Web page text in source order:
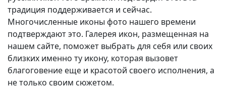
традиция поддерживается и сейчас.
Многочисленные иконы фото нашего времени
подтверждают это. Галерея икон, размещенная на
нашем сайте, поможет выбрать для себя или своих
близких именно ту икону, которая вызовет
благоговение еще и красотой своего исполнения, а
не только своим сюжетом.